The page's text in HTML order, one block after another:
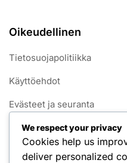
Oikeudellinen
Tietosuojapolitiikka
Käyttöehdot
Evästeet ja seuranta
Ota yhteyttä meihin
Tietoja
We respect your privacy
Cookies help us
deliver personalized